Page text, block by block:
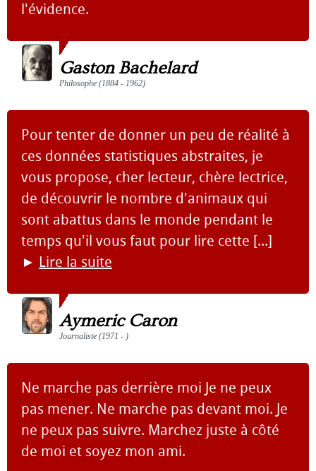
l'évidence.
Gaston Bachelard
Philosophe (1884 - 1962)
Pour tenter de donner un peu de réalité à
ces données statistiques abstraites, je
vous propose, cher lecteur, chère lectrice,
de découvrir le nombre d'animaux qui
sont abattus dans le monde pendant le
temps qu'il vous faut pour lire cette [...]
► Lire la suite
Aymeric Caron
Journaliste (1971 - )
Ne marche pas derrière moi Je ne peux
pas mener. Ne marche pas devant moi. Je
ne peux pas suivre. Marchez juste à côté
de moi et soyez mon ami.